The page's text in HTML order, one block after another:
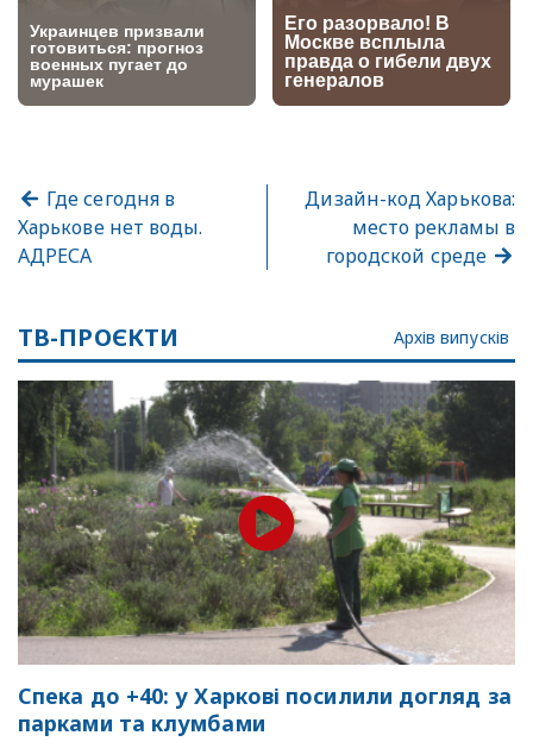
Где сегодня в
Харькове нет воды.
АДРЕСА
Дизайн-код Харькова:
место рекламы в
городской среде
ТВ-ПРОЄКТИ Архів випусків
Спека до +40: у Харкові посилили догляд за
парками та клумбами